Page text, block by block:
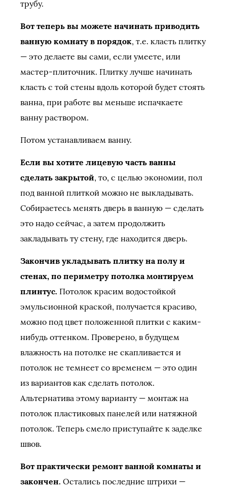
трубу.
Вот теперь вы можете начинать приводить
ванную комнату в порядок, т.е. класть плитку
— это делаете вы сами, если умеете, или
мастер-плиточник. Плитку лучше начинать
класть с той стены вдоль которой будет стоять
ванна, при работе вы меньше испачкаете
ванну раствором.
Потом устанавливаем ванну.
Если вы хотите лицевую часть ванны
сделать закрытой, то, с целью экономии, пол
под ванной плиткой можно не выкладывать.
Собираетесь менять дверь в ванную — сделать
это надо сейчас, а затем продолжить
закладывать ту стену, где находится дверь.
Закончив укладывать плитку на полу и
стенах, по периметру потолка монтируем
плинтус. Потолок красим водостойкой
эмульсионной краской, получается красиво,
можно под цвет положенной плитки с каким-
нибудь оттенком. Проверено, в будущем
влажность на потолке не скапливается и
потолок не темнеет со временем — это один
из вариантов как сделать потолок.
Альтернатива этому варианту — монтаж на
потолок пластиковых панелей или натяжной
потолок. Теперь смело приступайте к заделке
швов.
Вот практически ремонт ванной комнаты и
закончен. Остались последние штрихи —